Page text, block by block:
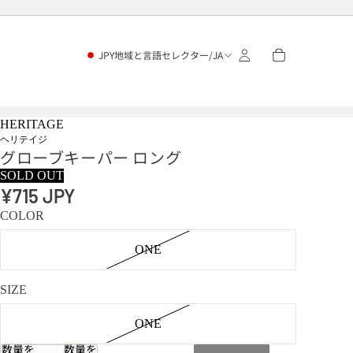
JPY地域と言語セレクター/JA
HERITAGE
ヘリテイジ
グローブキーパー ロング
SOLD OUT
¥715 JPY
COLOR
ONE
SIZE
ONE
数量を
数量を